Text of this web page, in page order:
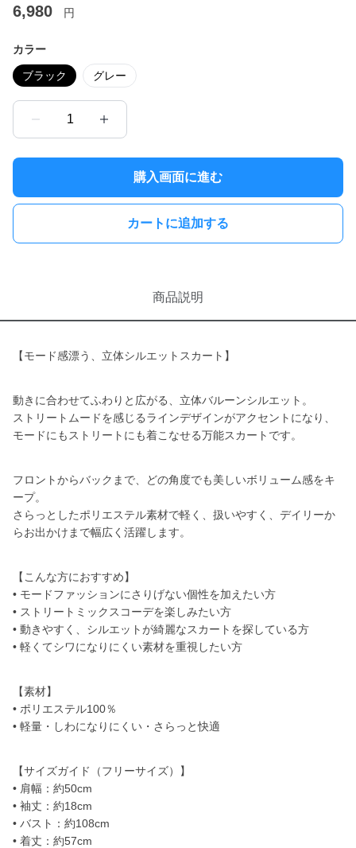
6,980 円
カラー
ブラック グレー
1
購入画面に進む
カートに追加する
商品説明
【モード感漂う、立体シルエットスカート】
動きに合わせてふわりと広がる、立体バルーンシルエット。
ストリートムードを感じるラインデザインがアクセントになり、
モードにもストリートにも着こなせる万能スカートです。
フロントからバックまで、どの角度でも美しいボリューム感をキ
ープ。
さらっとしたポリエステル素材で軽く、扱いやすく、デイリーか
らお出かけまで幅広く活躍します。
【こんな方におすすめ】
• モードファッションにさりげない個性を加えたい方
• ストリートミックスコーデを楽しみたい方
• 動きやすく、シルエットが綺麗なスカートを探している方
• 軽くてシワになりにくい素材を重視したい方
【素材】
• ポリエステル100％
• 軽量・しわになりにくい・さらっと快適
【サイズガイド（フリーサイズ）】
• 肩幅：約50cm
• 袖丈：約18cm
• バスト：約108cm
• 着丈：約57cm